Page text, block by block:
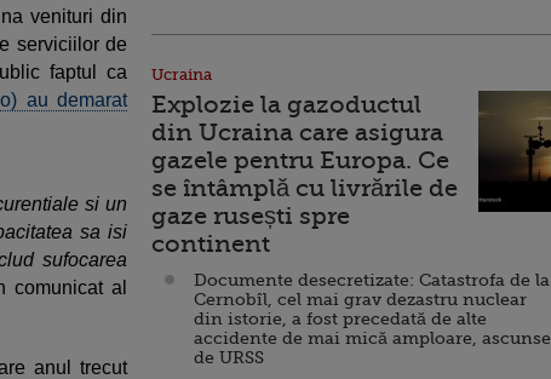
venituri din
serviciilor de
faptul ca
au demarat
si un
sa isi
sufocarea
comunicat al
anul trecut
Ucraina
Explozie la gazoductul
din Ucraina care asigura
gazele pentru Europa. Ce
se întâmplă cu livrările de
gaze rusești spre
continent
Documente desecretizate: Catastrofa de la
Cernobîl, cel mai grav dezastru nuclear
din istorie, a fost precedată de alte
accidente de mai mică amploare, ascunse
de URSS